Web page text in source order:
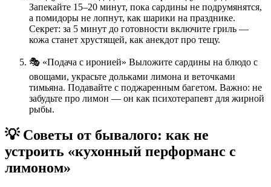
Запекайте 15–20 минут, пока сардины не подрумянятся,
а помидоры не лопнут, как шарики на празднике.
Секрет: за 5 минут до готовности включите гриль —
кожа станет хрустящей, как анекдот про тещу.
🎭 «Подача с иронией» Выложите сардины на блюдо с
овощами, украсьте дольками лимона и веточками
тимьяна. Подавайте с поджаренным багетом. Важно: не
забудьте про лимон — он как психотерапевт для жирной
рыбы.
💡 Советы от бывалого: как не
устроить «кухонный перформанс с
лимоном»